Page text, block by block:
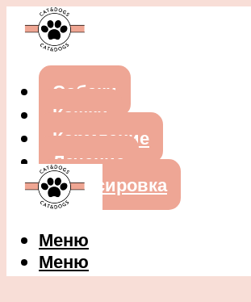
Собаки
Кошки
Кормление
Лечение
Дрессировка
Меню
Меню